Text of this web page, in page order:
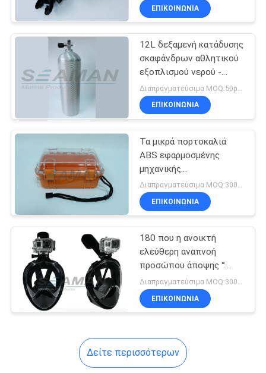
την κατάδυση
σκαφάνδρων
ΕΠΙΚΟΙΝΩΝΙΑ
12L δεξαμενή κατάδυσης
σκαφάνδρων αθλητικού
εξοπλισμού νερού -
βαλβίδα Combo
κυλίνδρων αργιλίου
6061
ΕΠΙΚΟΙΝΩΝΙΑ
Τα μικρά πορτοκαλιά
ABS εφαρμοσμένης
μηχανικής
στεγανοποιούν την ξηρά
περίπτωση με τη
σφραγίδα δαχτυλιδιών Ο
Διαπραγματεύσιμα MOQ:300PCS
ΕΠΙΚΟΙΝΩΝΙΑ
180 που η ανοικτή
ελεύθερη αναπνοή
προσώπου άποψης °
πλήρης κολυμπά με
αναπνευτήρα μάσκα με
ασωλήνωτο
φιμωμάτων
Διαπραγματεύσιμα MOQ:300PCS
ΕΠΙΚΟΙΝΩΝΙΑ
Δείτε περισσότερων